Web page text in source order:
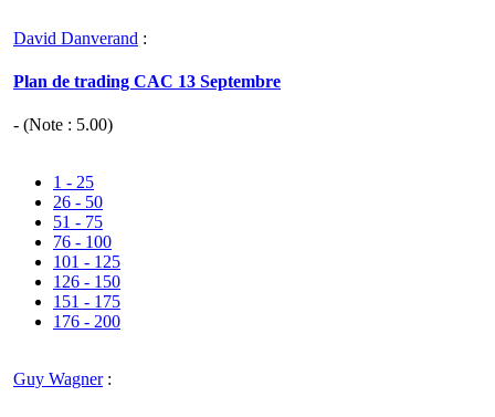
David Danverand :
Plan de trading CAC 13 Septembre
- (Note : 5.00)
1 - 25
26 - 50
51 - 75
76 - 100
101 - 125
126 - 150
151 - 175
176 - 200
Guy Wagner: